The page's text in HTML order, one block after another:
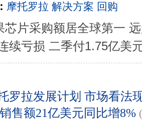
摩托罗拉 解决方案 回购
芯片采购额居全球第一
续亏损 二季付1.75亿美
罗拉发展计划 市场看法
售额21亿美元同比增8%